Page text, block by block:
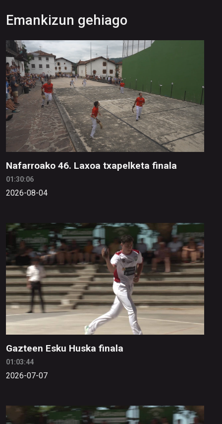
Emankizun gehiago
Nafarroako 46. Laxoa txapelketa finala
01:30:06
2026-08-04
Gazteen Esku Huska finala
01:03:44
2026-07-07